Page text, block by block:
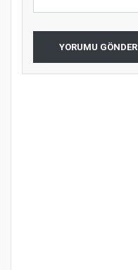
YORUMU GÖNDER